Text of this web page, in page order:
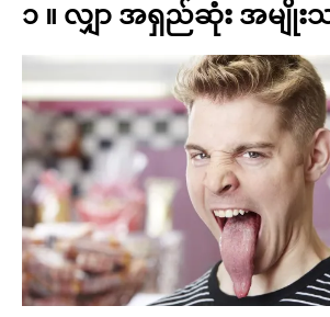
၁ ။ လျှာ အရှည်ဆုံး အမျိုးသ